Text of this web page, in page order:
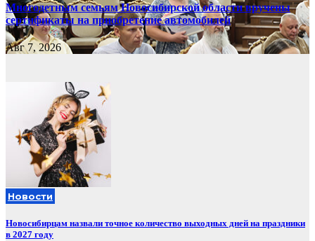
Многодетным семьям Новосибирской области вручены
сертификаты на приобретение автомобилей
Авг 7, 2026
Новости
Новосибирцам назвали точное количество выходных дней на праздники
в 2027 году